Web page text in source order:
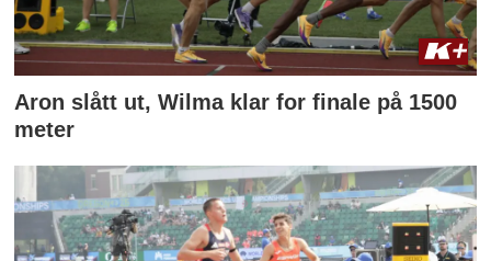
Aron slått ut, Wilma klar for finale på 1500
meter